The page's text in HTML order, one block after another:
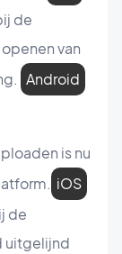
de
van
Android
is nu
iOS
de
uitgelijnd